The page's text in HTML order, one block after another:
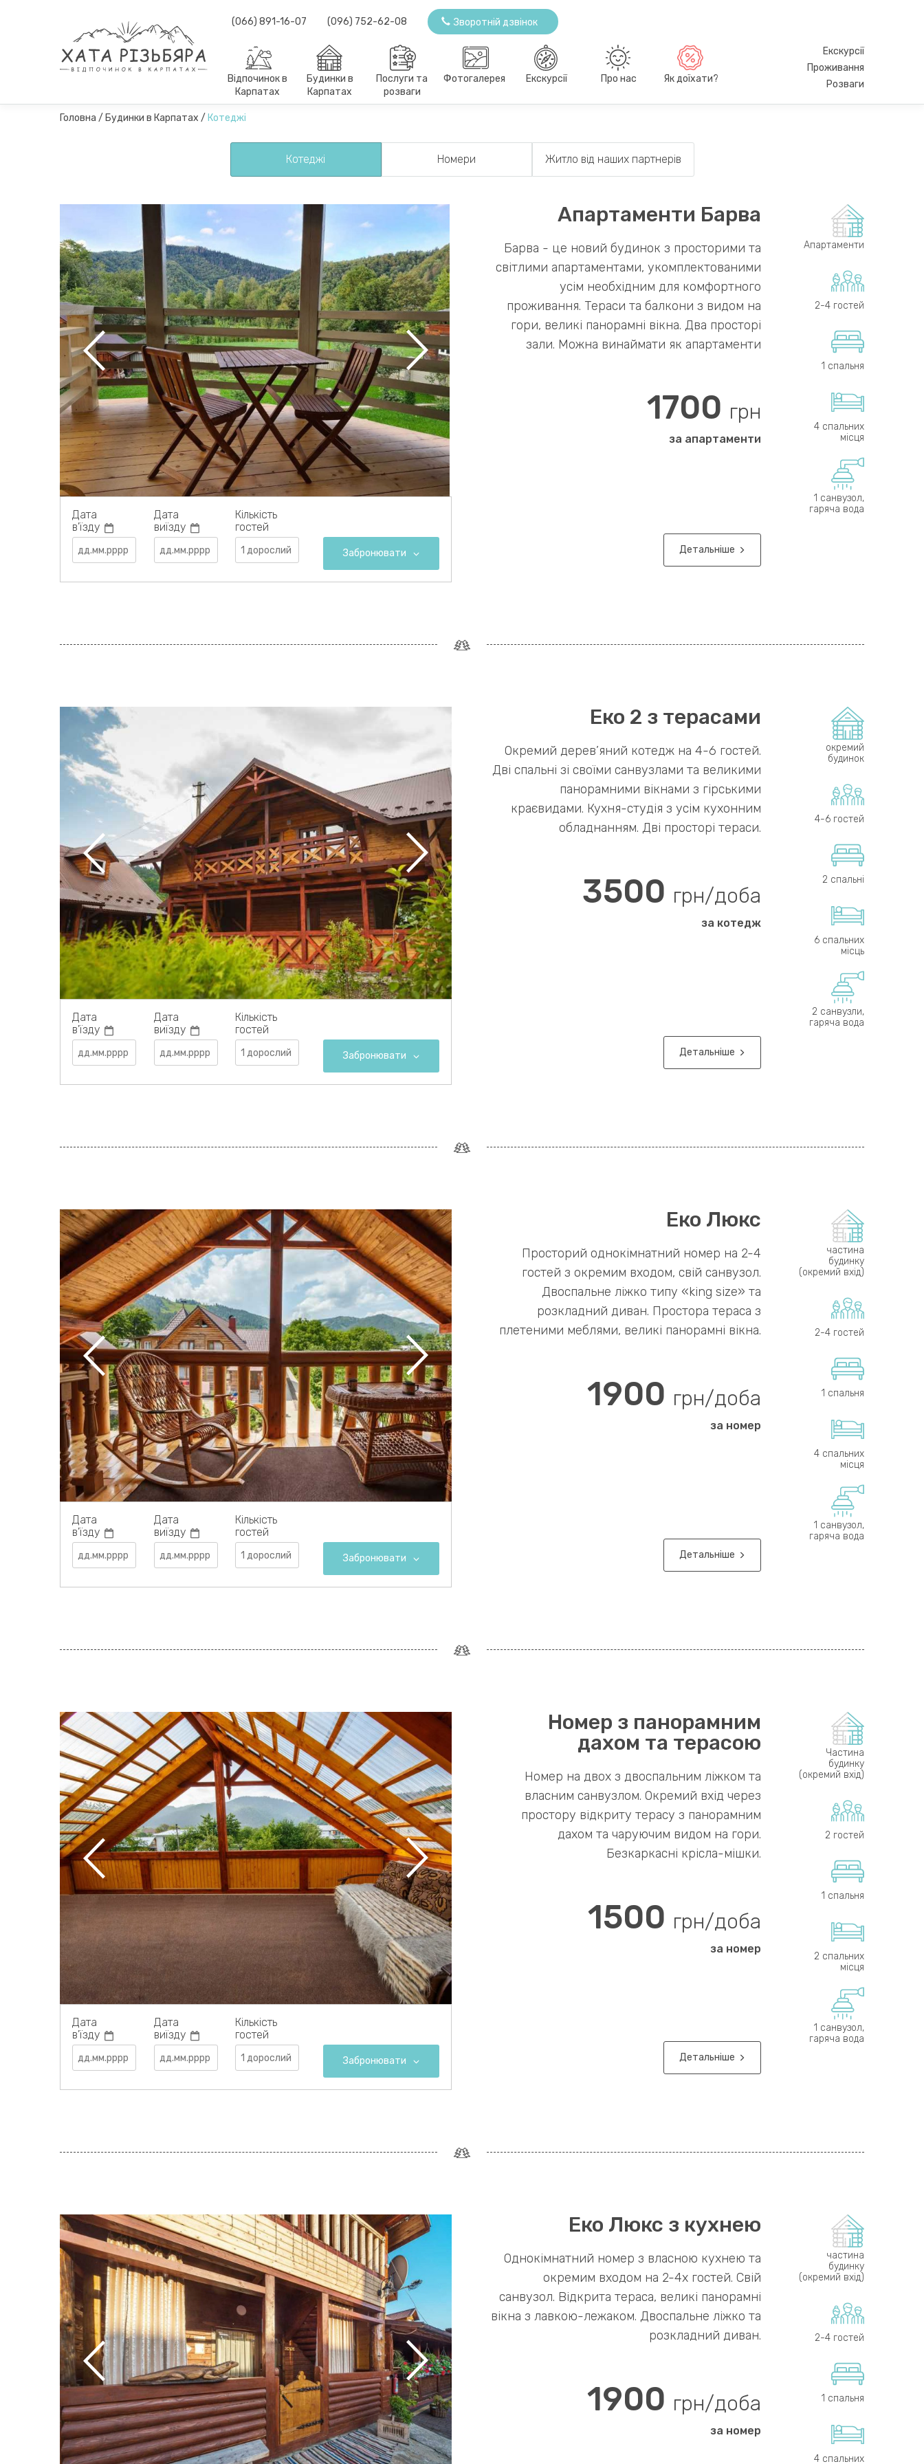
(066) 891-16-07 (096) 752-62-08 Зворотній дзвінок
Відпочинок в
Карпатах
Будинки в
Карпатах
Послуги та
розваги
Фотогалерея Екскурсії Про нас Як доїхати?
Екскурсії
Проживання
Розваги
Головна / Будинки в Карпатах / Котеджі
Котеджі Номери Житло від наших партнерів
Дата
в'їзду
Дата
виїзду
Кількість
гостей
Забронювати
Апартаменти Барва
Барва - це новий будинок з просторими та
світлими апартаментами, укомплектованими
усім необхідним для комфортного
проживання. Тераси та балкони з видом на
гори, великі панорамні вікна. Два просторі
зали. Можна винаймати як апартаменти
1700 грн
за апартаменти
Детальніше
Апартаменти
2-4 гостей
1 спальня
4 спальних
місця
1 санвузол,
гаряча вода
Дата
в'їзду
Дата
виїзду
Кількість
гостей
Забронювати
Еко 2 з терасами
Окремий дерев’яний котедж на 4-6 гостей.
Дві спальні зі своїми санвузлами та великими
панорамними вікнами з гірськими
краєвидами. Кухня-студія з усім кухонним
обладнанням. Дві просторі тераси.
3500 грн/доба
за котедж
Детальніше
окремий
будинок
4-6 гостей
2 спальні
6 спальних
місць
2 санвузли,
гаряча вода
Дата
в'їзду
Дата
виїзду
Кількість
гостей
Забронювати
Еко Люкс
Просторий однокімнатний номер на 2-4
гостей з окремим входом, свій санвузол.
Двоспальне ліжко типу «king size» та
розкладний диван. Простора тераса з
плетеними меблями, великі панорамні вікна.
1900 грн/доба
за номер
Детальніше
частина
будинку
(окремий вхід)
2-4 гостей
1 спальня
4 спальних
місця
1 санвузол,
гаряча вода
Дата
в'їзду
Дата
виїзду
Кількість
гостей
Забронювати
Номер з панорамним
дахом та терасою
Номер на двох з двоспальним ліжком та
власним санвузлом. Окремий вхід через
простору відкриту терасу з панорамним
дахом та чаруючим видом на гори.
Безкаркасні крісла-мішки.
1500 грн/доба
за номер
Детальніше
Частина
будинку
(окремий вхід)
2 гостей
1 спальня
2 спальних
місця
1 санвузол,
гаряча вода
Еко Люкс з кухнею
Однокімнатний номер з власною кухнею та
окремим входом на 2-4х гостей. Свій
санвузол. Відкрита тераса, великі панорамні
вікна з лавкою-лежаком. Двоспальне ліжко та
розкладний диван.
1900 грн/доба
за номер
частина
будинку
(окремий вхід)
2-4 гостей
1 спальня
4 спальних